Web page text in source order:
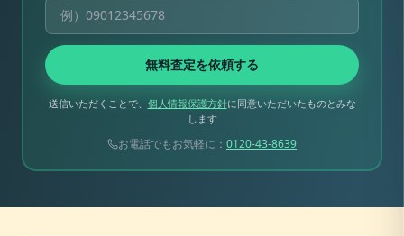
無料査定を依頼する
送信いただくことで、 個人情報保護方針に同意いただいたものとみな
します
お電話でもお気軽に： 0120-43-8639